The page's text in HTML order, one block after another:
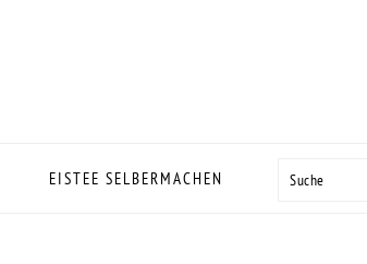
EISTEE SELBERMACHEN Suche